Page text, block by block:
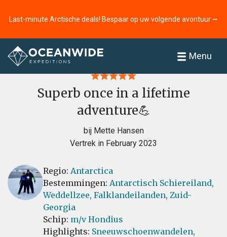
Last-minute Arctische deals! Bespaar op uw volgende avontuur ⭢
Menu
Home
Superb once in a lifetime
adventure💪
bij Mette Hansen
Vertrek in February 2023
Regio: Antarctica
Bestemmingen: Antarctisch Schiereiland,
Weddellzee, Falklandeilanden, Zuid-
Georgia
Schip: m/v Hondius
Highlights: Sneeuwschoenwandelen,